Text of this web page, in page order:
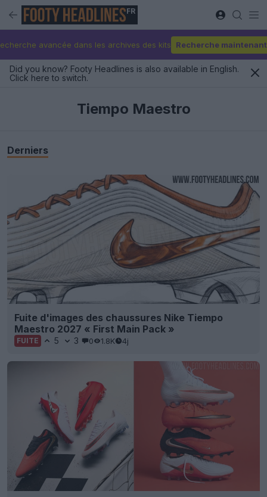
FR
avancée dans les archives des kits Recherche maintenant
Did you know? Footy Headlines is also available in English.
Click here to switch.
Tiempo Maestro
Derniers
Fuite d'images des chaussures Nike Tiempo
Maestro 2027 « First Main Pack »
FUITE 5 3 0 1.8K 4j